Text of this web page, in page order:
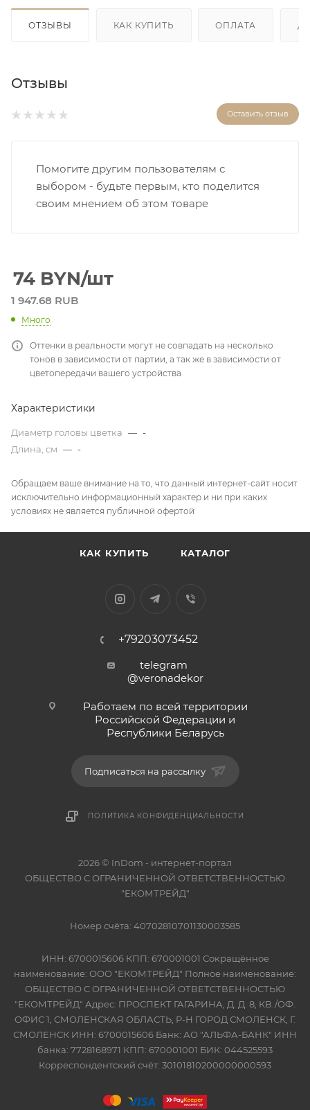
ОТЗЫВЫ КАК КУПИТЬ ОПЛАТА
Отзывы
Оставить отзыв
Помогите другим пользователям с
выбором - будьте первым, кто поделится
своим мнением об этом товаре
74 BYN/шт
1 947.68 RUB
Много
Оттенки в реальности могут не совпадать на несколько
тонов в зависимости от партии, а так же в зависимости от
цветопередачи вашего устройства
Характеристики
Диаметр головы цветка — -
Длина, см — -
Обращаем ваше внимание на то, что данный интернет-сайт носит
исключительно информационный характер и ни при каких
условиях не является публичной офертой
КАК КУПИТЬ КАТАЛОГ
+79203073452
telegram
@veronadekor
Работаем по всей территории
Российской Федерации и
Республики Беларусь
Подписаться на рассылку
ПОЛИТИКА КОНФИДЕНЦИАЛЬНОСТИ
2026 © InDom - интернет-портал
ОБЩЕСТВО С ОГРАНИЧЕННОЙ ОТВЕТСТВЕННОСТЬЮ
"ЕКОМТРЕЙД"
Номер счёта: 40702810701130003585
ИНН: 6700015606 КПП: 670001001 Сокращённое
наименование: ООО "ЕКОМТРЕЙД" Полное наименование:
ОБЩЕСТВО С ОГРАНИЧЕННОЙ ОТВЕТСТВЕННОСТЬЮ
"ЕКОМТРЕЙД" Адрес: ПРОСПЕКТ ГАГАРИНА, Д. Д. 8, КВ./ОФ.
ОФИС 1, СМОЛЕНСКАЯ ОБЛАСТЬ, Р-Н ГОРОД СМОЛЕНСК, Г.
СМОЛЕНСК ИНН: 6700015606 Банк: АО "АЛЬФА-БАНК" ИНН
банка: 7728168971 КПП: 670001001 БИК: 044525593
Корреспондентский счёт: 30101810200000000593